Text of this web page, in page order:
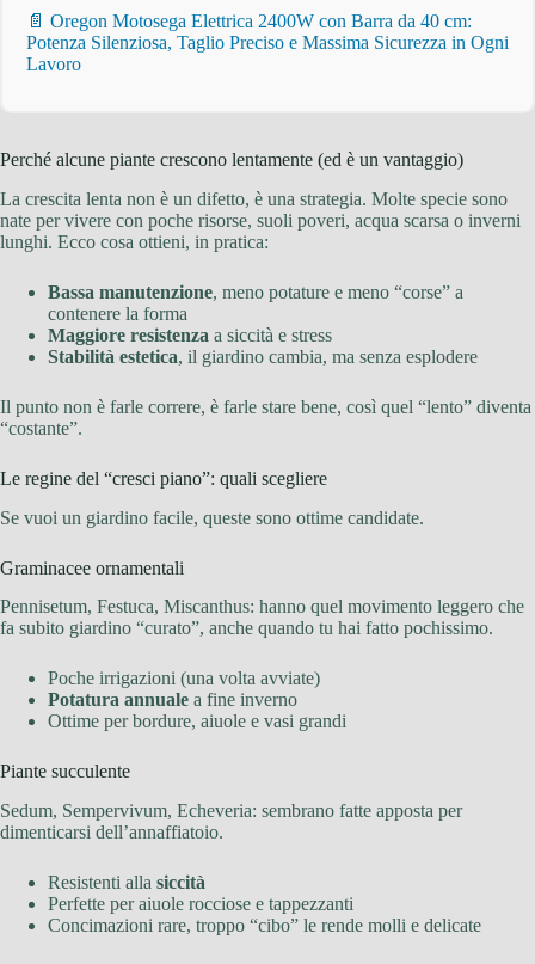
📄 Oregon Motosega Elettrica 2400W con Barra da 40 cm:
Potenza Silenziosa, Taglio Preciso e Massima Sicurezza in Ogni
Lavoro
Perché alcune piante crescono lentamente (ed è un vantaggio)
La crescita lenta non è un difetto, è una strategia. Molte specie sono
nate per vivere con poche risorse, suoli poveri, acqua scarsa o inverni
lunghi. Ecco cosa ottieni, in pratica:
Bassa manutenzione, meno potature e meno “corse” a
contenere la forma
Maggiore resistenza a siccità e stress
Stabilità estetica, il giardino cambia, ma senza esplodere
Il punto non è farle correre, è farle stare bene, così quel “lento” diventa
“costante”.
Le regine del “cresci piano”: quali scegliere
Se vuoi un giardino facile, queste sono ottime candidate.
Graminacee ornamentali
Pennisetum, Festuca, Miscanthus: hanno quel movimento leggero che
fa subito giardino “curato”, anche quando tu hai fatto pochissimo.
Poche irrigazioni (una volta avviate)
Potatura annuale a fine inverno
Ottime per bordure, aiuole e vasi grandi
Piante succulente
Sedum, Sempervivum, Echeveria: sembrano fatte apposta per
dimenticarsi dell’annaffiatoio.
Resistenti alla siccità
Perfette per aiuole rocciose e tappezzanti
Concimazioni rare, troppo “cibo” le rende molli e delicate